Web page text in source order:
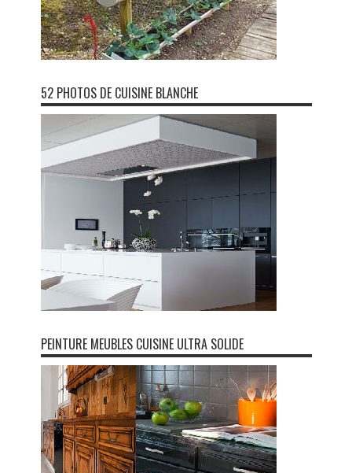
52 PHOTOS DE CUISINE BLANCHE
PEINTURE MEUBLES CUISINE ULTRA SOLIDE